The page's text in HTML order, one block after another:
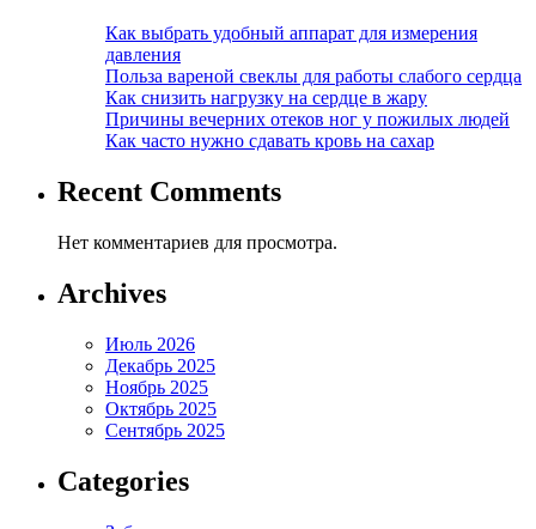
Как выбрать удобный аппарат для измерения
давления
Польза вареной свеклы для работы слабого сердца
Как снизить нагрузку на сердце в жару
Причины вечерних отеков ног у пожилых людей
Как часто нужно сдавать кровь на сахар
Recent Comments
Нет комментариев для просмотра.
Archives
Июль 2026
Декабрь 2025
Ноябрь 2025
Октябрь 2025
Сентябрь 2025
Categories